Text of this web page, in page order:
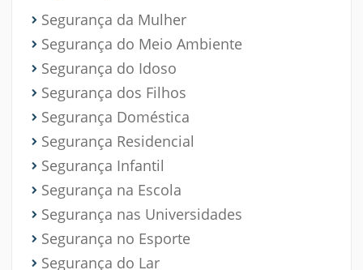
Segurança da Mulher
Segurança do Meio Ambiente
Segurança do Idoso
Segurança dos Filhos
Segurança Doméstica
Segurança Residencial
Segurança Infantil
Segurança na Escola
Segurança nas Universidades
Segurança no Esporte
Segurança do Lar